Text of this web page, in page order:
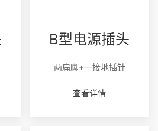
B型电源插头
两扁脚+一接地插针
查看详情